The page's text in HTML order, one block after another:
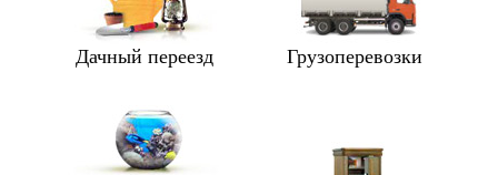
Дачный переезд Грузоперевозки